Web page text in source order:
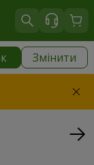
Змінити